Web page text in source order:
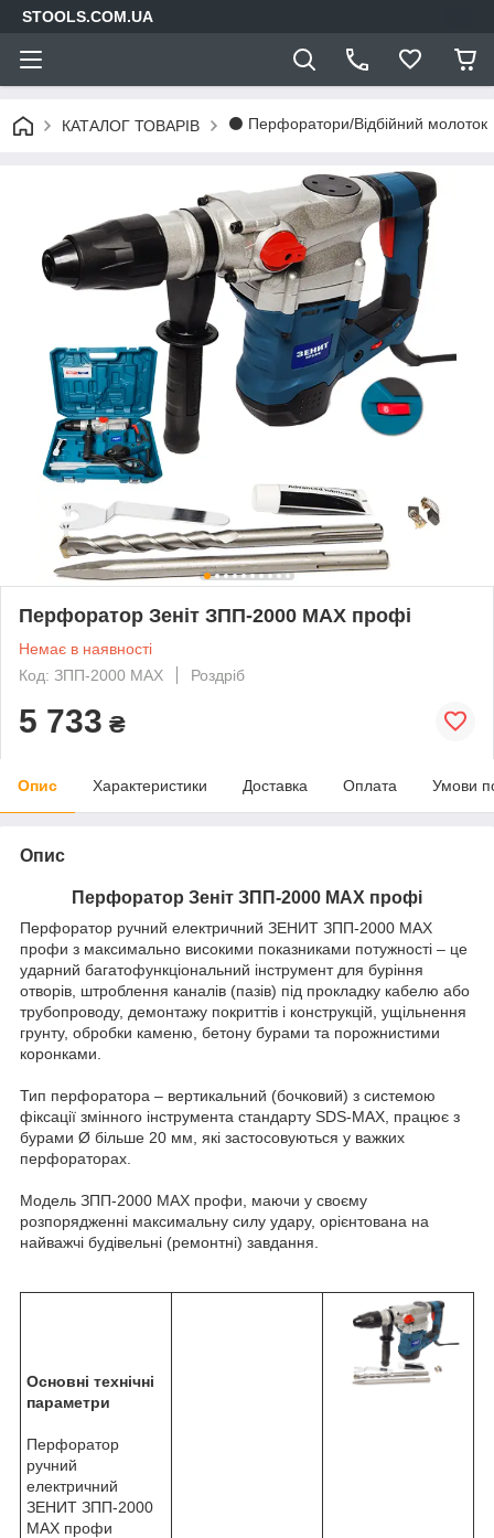
STOOLS.COM.UA
КАТАЛОГ ТОВАРІВ ⚫ Перфоратори/Відбійний молоток
Перфоратор Зеніт ЗПП-2000 MAX профі
Немає в наявності
Код: ЗПП-2000 MAX
Роздріб
5 733 ₴
Опис Характеристики Доставка Оплата Умови
Опис
Перфоратор Зеніт ЗПП-2000 MAX профі
Перфоратор ручний електричний ЗЕНИТ ЗПП-2000 MAX
профи з максимально високими показниками потужності – це
ударний багатофункціональний інструмент для буріння
отворів, штроблення каналів (пазів) під прокладку кабелю або
трубопроводу, демонтажу покриттів і конструкцій, ущільнення
грунту, обробки каменю, бетону бурами та порожнистими
коронками.
Тип перфоратора – вертикальний (бочковий) з системою
фіксації змінного інструмента стандарту SDS-МАХ, працює з
бурами Ø більше 20 мм, які застосовуються у важких
перфораторах.
Модель ЗПП-2000 MAX профи, маючи у своєму
розпорядженні максимальну силу удару, орієнтована на
найважчі будівельні (ремонтні) завдання.
Основні технічні
параметри
Перфоратор
ручний
електричний
ЗЕНИТ ЗПП-2000
MAX профи